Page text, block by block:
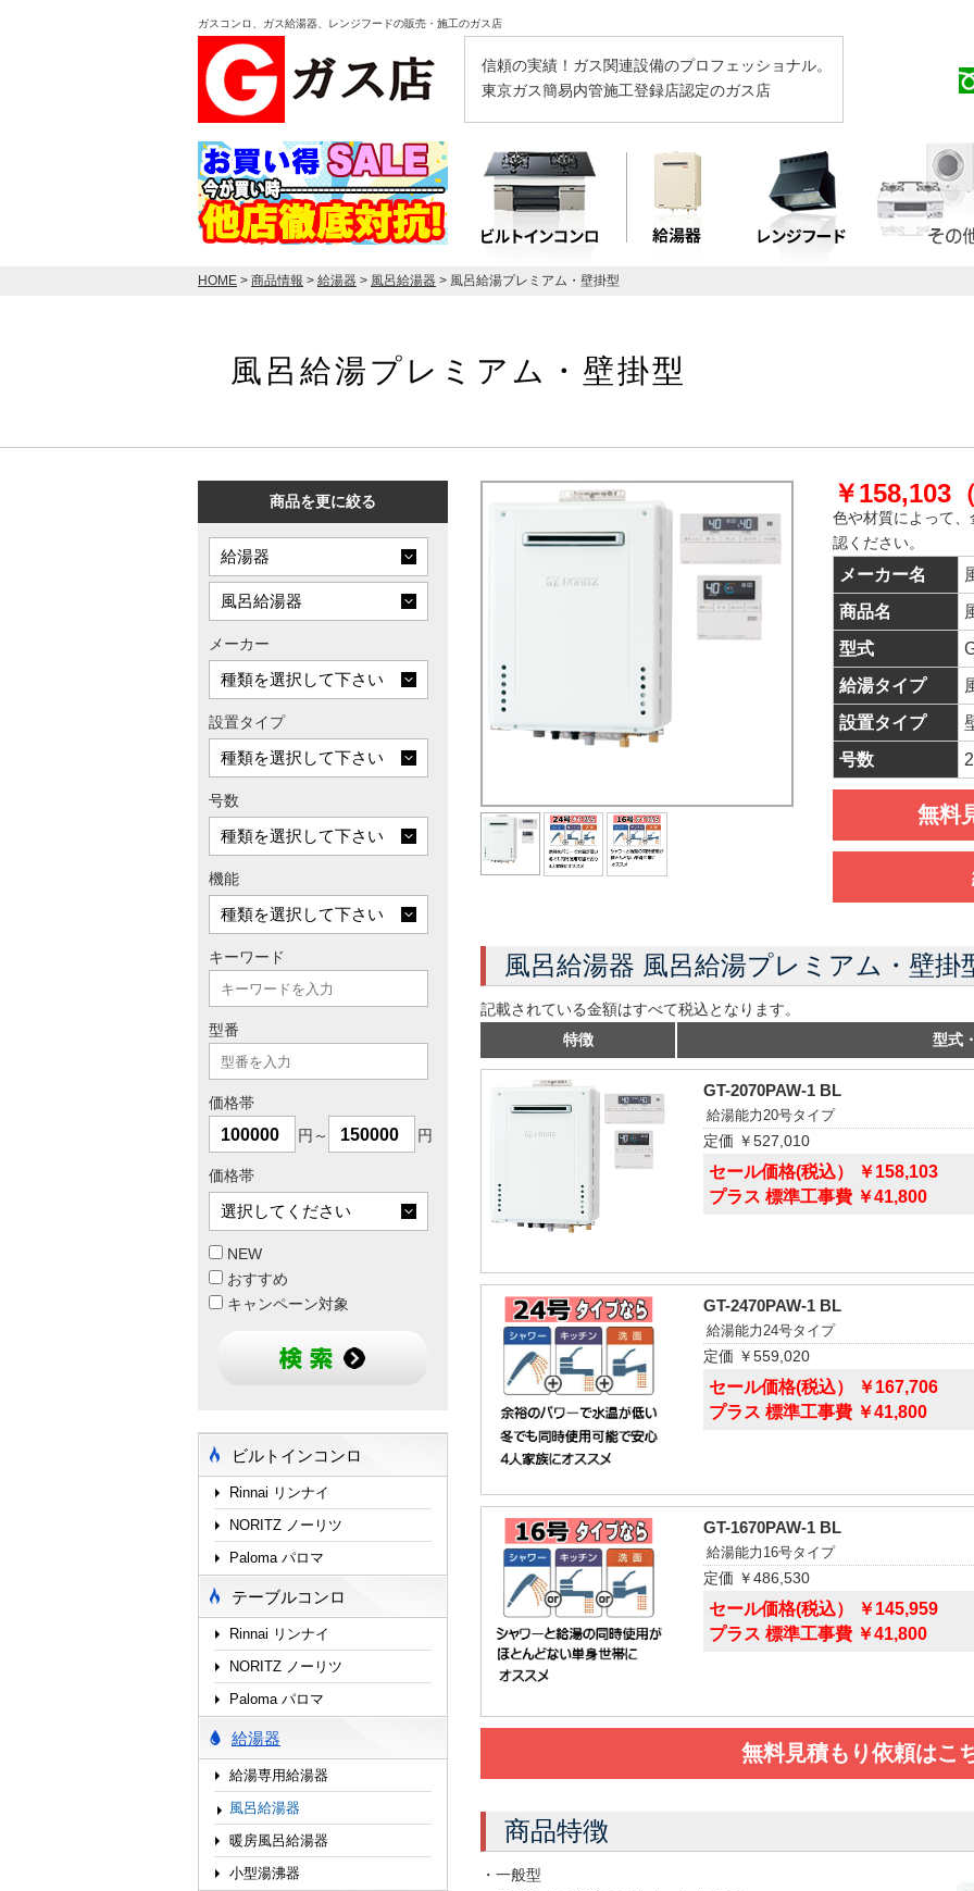
ガスコンロ、ガス給湯器、レンジフードの販売・施工のガス店
信頼の実績！ガス関連設備のプロフェッショナル。
東京ガス簡易内管施工登録店認定のガス店
HOME > 商品情報 > 給湯器 > 風呂給湯器 > 風呂給湯プレミアム・壁掛型
風呂給湯プレミアム・壁掛型
￥158,103
色や材質によって
認ください。
メーカー名
商品名
型式
給湯タイプ
設置タイプ
号数
無料
風呂給湯器 風呂給湯プレミアム・壁掛
記載されている金額はすべて税込となります。
特徴
型式
GT-2070PAW-1 BL
給湯能力20号タイプ
定価 ￥527,010
セール価格(税込） ￥158,103
プラス 標準工事費 ￥41,800
GT-2470PAW-1 BL
給湯能力24号タイプ
定価 ￥559,020
セール価格(税込） ￥167,706
プラス 標準工事費 ￥41,800
GT-1670PAW-1 BL
給湯能力16号タイプ
定価 ￥486,530
セール価格(税込） ￥145,959
プラス 標準工事費 ￥41,800
無料見積もり依頼はこ
商品特徴
・一般型
商品を更に絞る
メーカー
設置タイプ
号数
機能
キーワード
型番
価格帯
円～
円
価格帯
NEW
おすすめ
キャンペーン対象
ビルトインコンロ
Rinnai リンナイ
NORITZ ノーリツ
Paloma パロマ
テーブルコンロ
Rinnai リンナイ
NORITZ ノーリツ
Paloma パロマ
給湯器
給湯専用給湯器
風呂給湯器
暖房風呂給湯器
小型湯沸器